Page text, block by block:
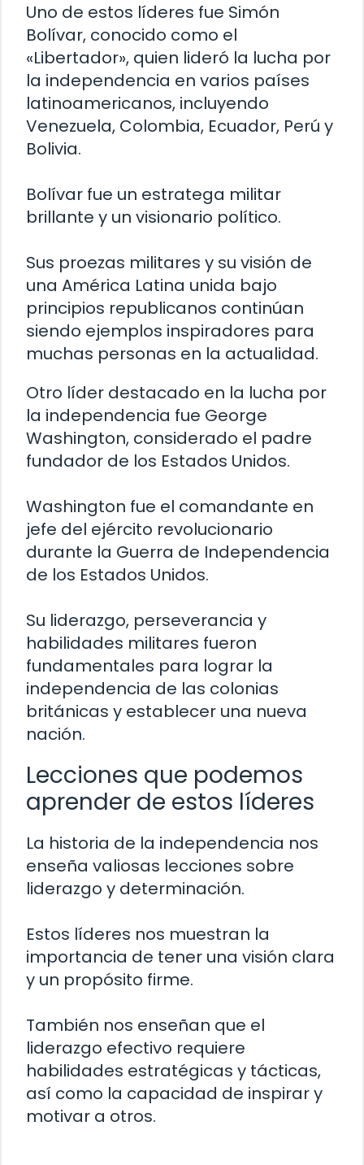
Uno de estos líderes fue Simón
Bolívar, conocido como el
«Libertador», quien lideró la lucha por
la independencia en varios países
latinoamericanos, incluyendo
Venezuela, Colombia, Ecuador, Perú y
Bolivia.
Bolívar fue un estratega militar
brillante y un visionario político.
Sus proezas militares y su visión de
una América Latina unida bajo
principios republicanos continúan
siendo ejemplos inspiradores para
muchas personas en la actualidad.
Otro líder destacado en la lucha por
la independencia fue George
Washington, considerado el padre
fundador de los Estados Unidos.
Washington fue el comandante en
jefe del ejército revolucionario
durante la Guerra de Independencia
de los Estados Unidos.
Su liderazgo, perseverancia y
habilidades militares fueron
fundamentales para lograr la
independencia de las colonias
británicas y establecer una nueva
nación.
Lecciones que podemos
aprender de estos líderes
La historia de la independencia nos
enseña valiosas lecciones sobre
liderazgo y determinación.
Estos líderes nos muestran la
importancia de tener una visión clara
y un propósito firme.
También nos enseñan que el
liderazgo efectivo requiere
habilidades estratégicas y tácticas,
así como la capacidad de inspirar y
motivar a otros.